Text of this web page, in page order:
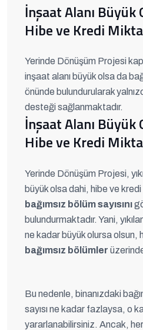
İnşaat Alanı Büyük
Hibe ve Kredi
Yerinde Dönüşüm Projesi
inşaat alanı büyük olsa da
önünde bulundurularak
desteği sağlanmaktadır.
İnşaat Alanı Büyük
Hibe ve Kredi
Yerinde Dönüşüm Projesi,
büyük olsa dahi, hibe ve kredi
bağımsız bölüm sayısını
bulundurmaktadır. Yani,
ne kadar büyük olursa olsun,
bağımsız bölümler
Bu nedenle, binanızdaki
sayısı ne kadar fazlaysa, o
yararlanabilirsiniz. Ancak,